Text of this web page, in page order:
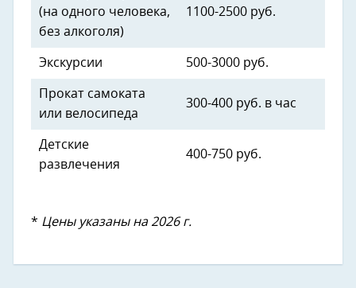
(на одного человека,
без алкоголя)
1100-2500 руб.
Экскурсии 500-3000 руб.
Прокат самоката
или велосипеда
300-400 руб. в час
Детские
развлечения
400-750 руб.
* Цены указаны на 2026 г.